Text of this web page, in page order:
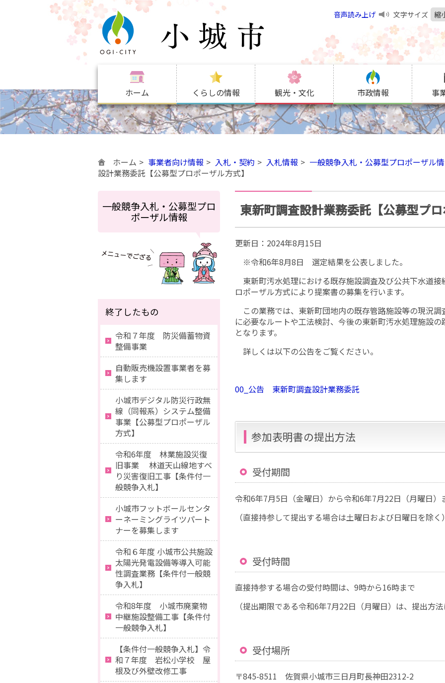
音声読み上げ 文字サイズ 縮
ホーム くらしの情報 観光・文化 市政情報 事
ホーム 事業者向け情報 入札・契約 入札情報
一般競争入札・公募型プロポーザル
設計業務委託【公募型プロポーザル方式】
東新町調査設計業務委託【公募型プ
更新日： 2024年8月15日
※令和6年8月8日 選定結果を公表しました。
東新町汚水処理における既存施設調査及び公共下水道
ロポーザル方式により提案書の募集を行います。
この業務では、東新町団地内の既存管路施設等の現況
に必要なルートや工法検討、今後の東新町汚水処理施設
となります。
詳しくは以下の公告をご覧ください。
00_公告 東新町調査設計業務委託
参加表明書の提出方法
受付期間
令和6年7月5日（金曜日）から令和6年7月22日（月曜日）
（直接持参して提出する場合は土曜日および日曜日を除く
受付時間
直接持参する場合の受付時間は、9時から16時まで
（提出期限である令和6年7月22日（月曜日）は、提出方
受付場所
〒845-8511 佐賀県小城市三日月町長神田2312-2
一般競争入札・公募型プロ
ポーザル情報
終了したもの
令和７年度 防災備蓄物資
整備事業
自動販売機設置事業者を募
集します
小城市デジタル防災行政無
線（同報系）システム整備
事業【公募型プロポーザル
方式】
令和6年度 林業施設災復
旧事業 林道天山線地すべ
り災害復旧工事【条件付一
般競争入札】
小城市フットボールセンタ
ーネーミングライツパート
ナーを募集します
令和６年度 小城市公共施設
太陽光発電設備等導入可能
性調査業務【条件付一般競
争入札】
令和8年度 小城市廃棄物
中継施設整備工事【条件付
一般競争入札】
【条件付一般競争入札】令
和７年度 岩松小学校 屋
根及び外壁改修工事